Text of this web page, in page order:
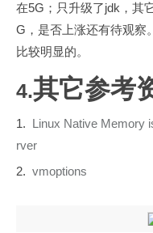
在5G ；只升级了jdk ，其
G ，是否上涨还有待观察
比较明显的。
4.其它参考
1. Linux Native Memory
rver
2. vmoptions